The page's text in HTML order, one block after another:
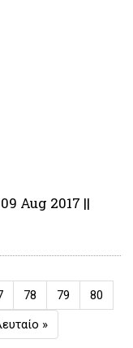
Aug 2017 ||
Σελίδα
78 Σελίδα
79 Σελίδα
80
»